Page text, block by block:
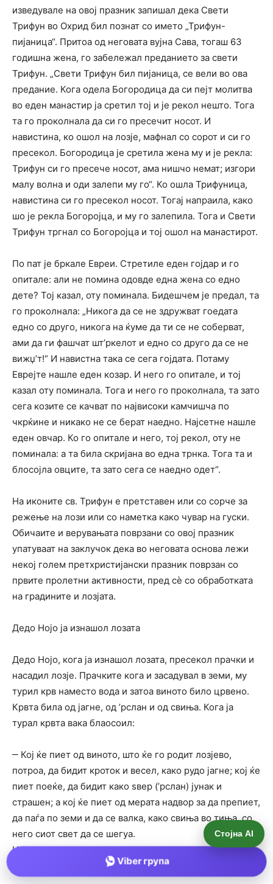
Стојна AI
Viber група